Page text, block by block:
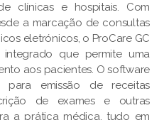
clínicas e hospitais. Com
a marcação de consultas
eletrónicos, o ProCare GC
que permite uma
aos pacientes. O software
para emissão de receitas
de exames e outras
a prática médica, tudo em